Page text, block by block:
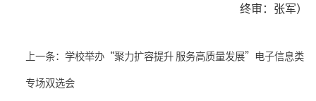
终审：张军）
上一条：学校举办“聚力扩容提升 服务高质量发展”电子信息类
专场双选会